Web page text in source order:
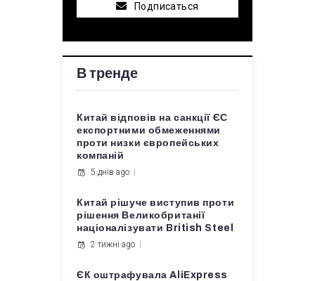
Подписаться
В тренде
Китай відповів на санкції ЄС
експортними обмеженнями
проти низки європейських
компаній
5 днів ago
Китай рішуче виступив проти
рішення Великобританії
націоналізувати British Steel
2 тижні ago
ЄК оштрафувала AliExpress